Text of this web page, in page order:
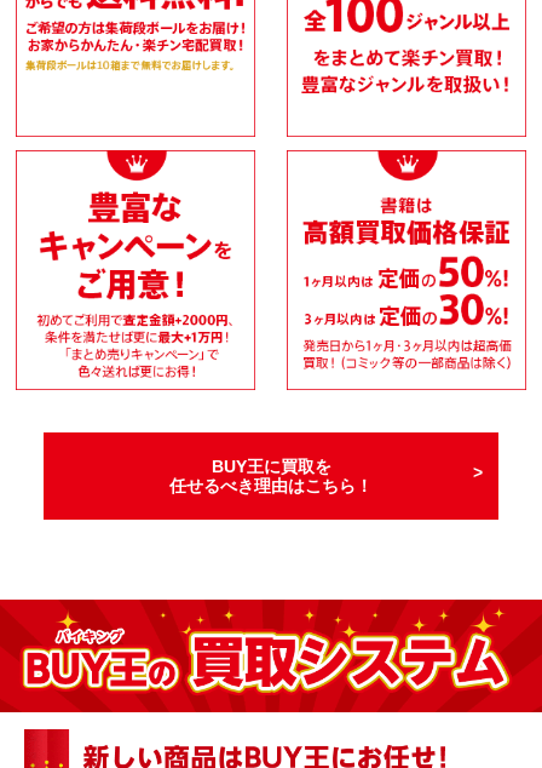
BUY王に買取を
任せるべき理由はこちら！